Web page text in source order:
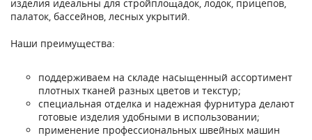
изделия идеальны для стройплощадок, лодок, прицепов,
палаток, бассейнов, лесных укрытий.
Наши преимущества:
поддерживаем на складе насыщенный ассортимент
плотных тканей разных цветов и текстур;
специальная отделка и надежная фурнитура делают
готовые изделия удобными в использовании;
применение профессиональных швейных машин